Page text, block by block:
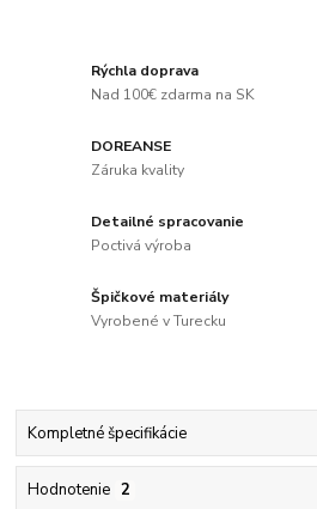
Rýchla doprava
Nad 100€ zdarma na SK
DOREANSE
Záruka kvality
Detailné spracovanie
Poctivá výroba
Špičkové materiály
Vyrobené v Turecku
Kompletné špecifikácie
Hodnotenie 2